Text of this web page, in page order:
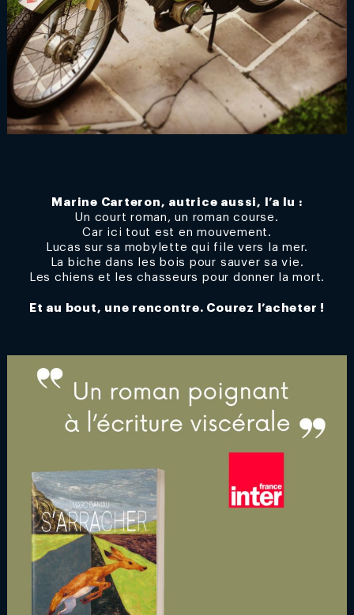
Marine Carteron, autrice aussi, l’a lu :
Un court roman, un roman course.
Car ici tout est en mouvement.
Lucas sur sa mobylette qui file vers la mer.
La biche dans les bois pour sauver sa vie.
Les chiens et les chasseurs pour donner la mort.
Et au bout, une rencontre. Courez l’acheter !